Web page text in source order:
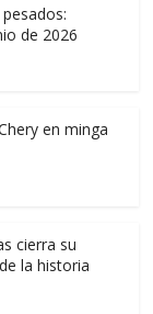
de 2026
en minga
cierra su
la historia